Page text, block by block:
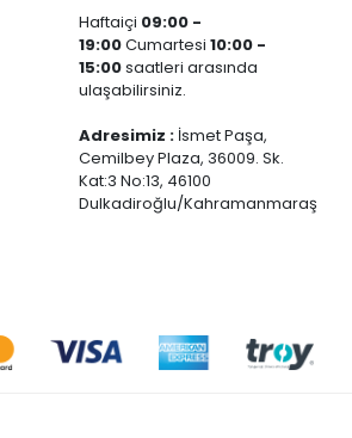
Haftaiçi 09:00 -
19:00Cumartesi10:00 -
15:00saatleri arasında
ulaşabilirsiniz.
Adresimiz : İsmet Paşa,
Cemilbey Plaza, 36009. Sk.
Kat:3 No:13, 46100
Dulkadiroğlu/Kahramanmaraş